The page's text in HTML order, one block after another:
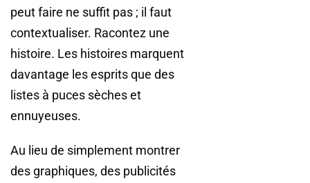
peut faire ne suffit pas ; il faut
contextualiser. Racontez une
histoire. Les histoires marquent
davantage les esprits que des
listes à puces sèches et
ennuyeuses.
Au lieu de simplement montrer
des graphiques, des publicités